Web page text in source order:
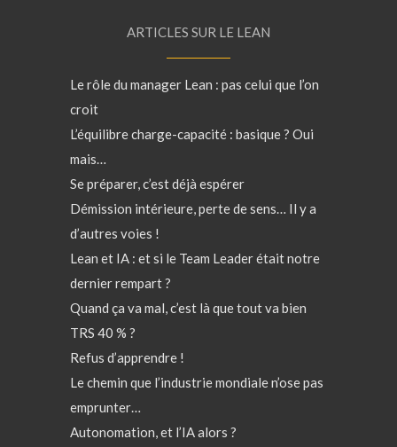
ARTICLES SUR LE LEAN
Le rôle du manager Lean : pas celui que l’on
croit
L’équilibre charge-capacité : basique ? Oui
mais…
Se préparer, c’est déjà espérer
Démission intérieure, perte de sens… Il y a
d’autres voies !
Lean et IA : et si le Team Leader était notre
dernier rempart ?
Quand ça va mal, c’est là que tout va bien
TRS 40 % ?
Refus d’apprendre !
Le chemin que l’industrie mondiale n’ose pas
emprunter…
Autonomation, et l’IA alors ?